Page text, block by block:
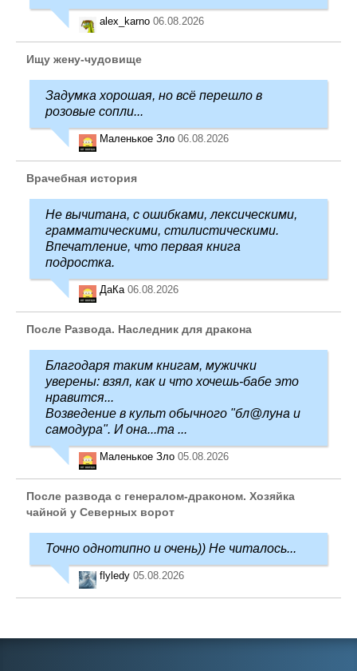
alex_karno 06.08.2026
Ищу жену-чудовище
Задумка хорошая, но всё перешло в
розовые сопли...
Маленькое Зло 06.08.2026
Врачебная история
Не вычитана, с ошибками, лексическими,
грамматическими, стилистическими.
Впечатление, что первая книга
подростка.
ДаКа 06.08.2026
После Развода. Наследник для дракона
Благодаря таким книгам, мужички
уверены: взял, как и что хочешь-бабе это
нравится...
Возведение в культ обычного "бл@луна и
самодура". И она...та ...
Маленькое Зло 05.08.2026
После развода с генералом-драконом. Хозяйка
чайной у Северных ворот
Точно однотипно и очень)) Не читалось...
flyledy 05.08.2026